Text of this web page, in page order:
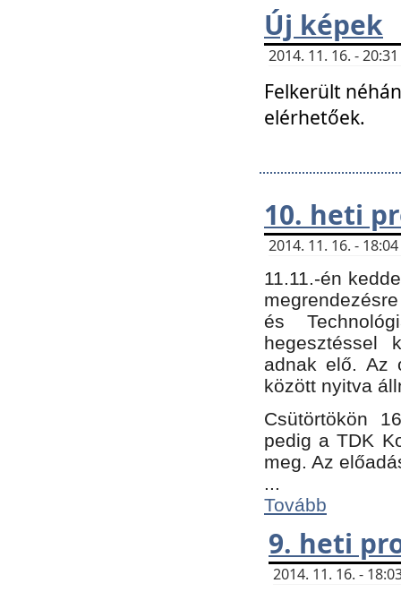
Új képek
2014. 11. 16. -
Felkerült
elérhetőek.
10. heti
2014. 11. 16. -
11.11.-én
és
hegesztéssel
adnak elő. Az
között nyitva
Csütörtökön
pedig a TDK
meg. Az
...
Tovább
9. heti
2014. 11. 16. -